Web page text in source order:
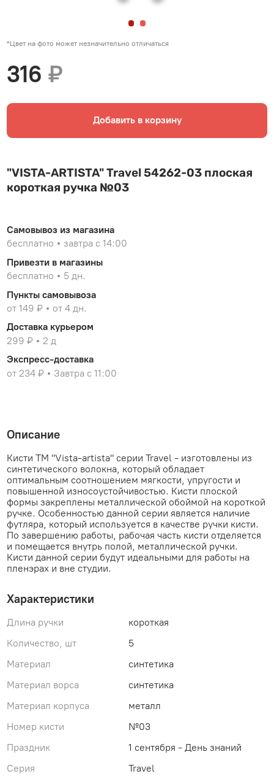
*Цвет на фото может незначительно отличаться
316₽
Добавить в корзину
"VISTA-ARTISTA" Travel 54262-03 плоская
короткая ручка №03
Самовывоз из магазина
бесплатно
завтра с 14:00
Привезти в магазины
бесплатно
5 дн.
Пункты самовывоза
от 149 ₽
от 4 дн.
Доставка курьером
299 ₽
2 д
Экспресс-доставка
от 234 ₽
Завтра с 11:00
Описание
Кисти ТМ "Vista-artista" серии Travel - изготовлены из
синтетического волокна, который обладает
оптимальным соотношением мягкости, упругости и
повышенной износоустойчивостью. Кисти плоской
формы закреплены металлической обоймой на короткой
ручке. Особенностью данной серии является наличие
футляра, который используется в качестве ручки кисти.
По завершению работы, рабочая часть кисти отделяется
и помещается внутрь полой, металлической ручки.
Кисти данной серии будут идеальными для работы на
пленэрах и вне студии.
Характеристики
Длина ручки
короткая
Количество, шт
5
Материал
синтетика
Материал ворса
синтетика
Материал корпуса
металл
Номер кисти
№03
Праздник
1 сентября - День знаний
Серия
Travel